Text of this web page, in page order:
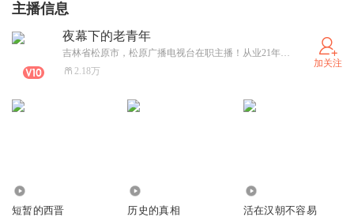
主播信息
夜幕下的老青年
吉林省松原市，松原广播电视台在职主播！从业21年，主持节目类型多元化，擅长人文历史，社科，官场，玄幻，悬疑等各类有声作品的演播！拥有广电级独立的录音棚！
2.18万
加关注
短暂的西晋 历史的真相 活在汉朝不容易